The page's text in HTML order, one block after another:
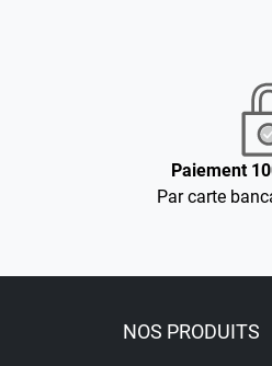
Paiement
Par carte
NOS PRODUITS